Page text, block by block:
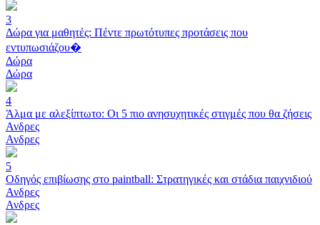
3
Δώρα για μαθητές: Πέντε πρωτότυπες προτάσεις που
εντυπωσιάζου�
Δώρα
Δώρα
4
Άλμα με αλεξίπτωτο: Οι 5 πιο ανησυχητικές στιγμές που θα ζήσεις
Ανδρες
Ανδρες
5
Οδηγός επιβίωσης στο paintball: Στρατηγικές και στάδια παιχνιδιού
Ανδρες
Ανδρες